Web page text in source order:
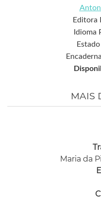
Editora
Idioma
MAIS
Maria da